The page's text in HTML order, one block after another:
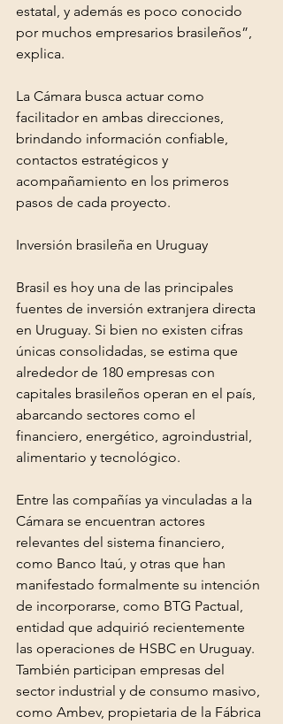
estatal, y además es poco conocido
por muchos empresarios brasileños”,
explica.
La Cámara busca actuar como
facilitador en ambas direcciones,
brindando información confiable,
contactos estratégicos y
acompañamiento en los primeros
pasos de cada proyecto.
Inversión brasileña en Uruguay
Brasil es hoy una de las principales
fuentes de inversión extranjera directa
en Uruguay. Si bien no existen cifras
únicas consolidadas, se estima que
alrededor de 180 empresas con
capitales brasileños operan en el país,
abarcando sectores como el
financiero, energético, agroindustrial,
alimentario y tecnológico.
Entre las compañías ya vinculadas a la
Cámara se encuentran actores
relevantes del sistema financiero,
como Banco Itaú, y otras que han
manifestado formalmente su intención
de incorporarse, como BTG Pactual,
entidad que adquirió recientemente
las operaciones de HSBC en Uruguay.
También participan empresas del
sector industrial y de consumo masivo,
como Ambev, propietaria de la Fábrica